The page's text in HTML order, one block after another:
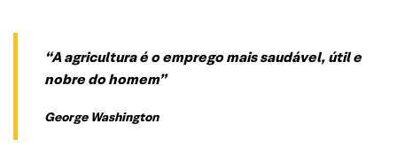
“A agricultura é o emprego mais saudável, útil e
nobre do homem”
George Washington